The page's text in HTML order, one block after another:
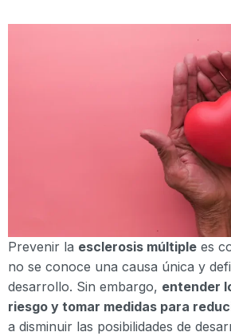
Prevenir la esclerosis múltiple es
no se conoce una causa única y
desarrollo. Sin embargo, entender
riesgo y tomar medidas para
a disminuir las posibilidades de